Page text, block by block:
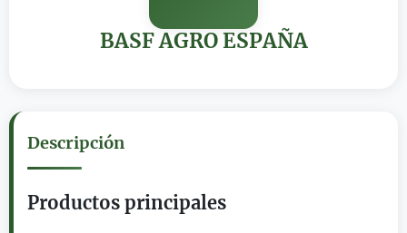
BASF AGRO ESPAÑA
Descripción
Productos principales